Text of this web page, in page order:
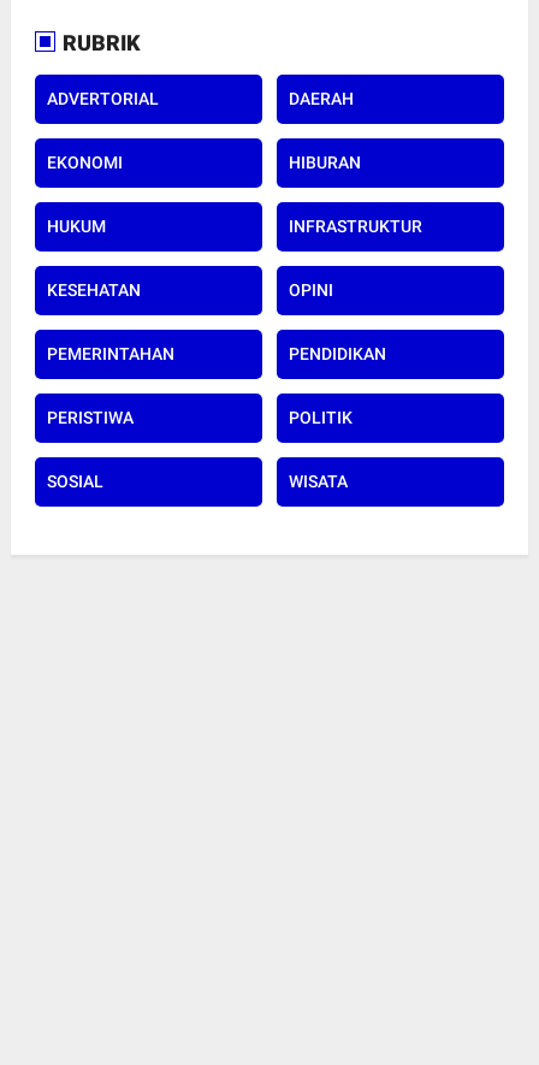
RUBRIK
ADVERTORIAL DAERAH
EKONOMI HIBURAN
HUKUM INFRASTRUKTUR
KESEHATAN OPINI
PEMERINTAHAN PENDIDIKAN
PERISTIWA POLITIK
SOSIAL WISATA